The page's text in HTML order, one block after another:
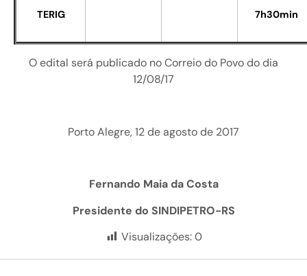
TERIG 7h30min
O edital será publicado no Correio do Povo do dia
12/08/17
Porto Alegre, 12 de agosto de 2017
Fernando Maia da Costa
Presidente do SINDIPETRO-RS
Visualizações:0